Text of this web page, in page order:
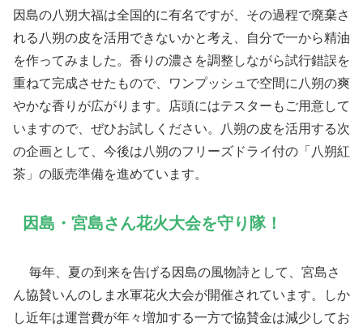
因島の八朔大福は全国的に有名ですが、その過程で廃棄さ
れる八朔の皮を活用できないかと考え、自分で一から精油
を作ってみました。香りの濃さを調整しながら試行錯誤を
重ねて完成させたもので、ワンプッシュで空間に八朔の爽
やかな香りが広がります。店頭にはテスターもご用意して
いますので、ぜひお試しください。八朔の皮を活用する次
の企画として、今後は八朔のフリーズドライ付の「八朔紅
茶」の販売準備を進めています。
因島・宮島さん花火大会を守り隊！
毎年、夏の到来を告げる因島の風物詩として、宮島さ
ん協賛いんのしま水軍花火大会が開催されています。しか
し近年は運営費が年々増加する一方で協賛金は減少してお